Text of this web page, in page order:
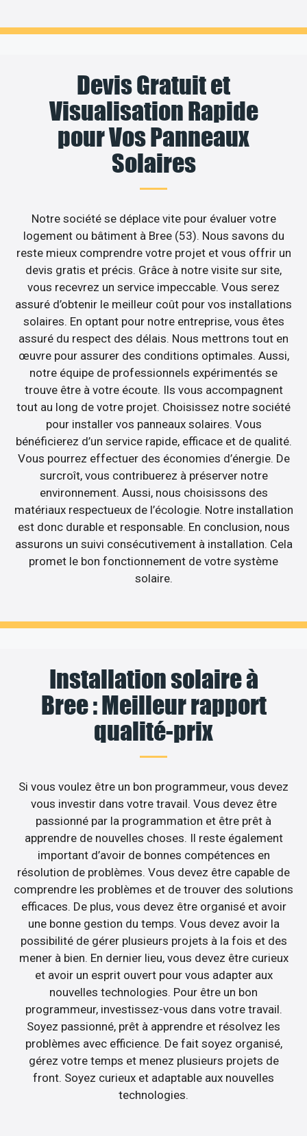
Devis Gratuit et
Visualisation Rapide
pour Vos Panneaux
Solaires
Notre société se déplace vite pour évaluer votre
logement ou bâtiment à Bree (53). Nous savons du
reste mieux comprendre votre projet et vous offrir un
devis gratis et précis. Grâce à notre visite sur site,
vous recevrez un service impeccable. Vous serez
assuré d’obtenir le meilleur coût pour vos installations
solaires. En optant pour notre entreprise, vous êtes
assuré du respect des délais. Nous mettrons tout en
œuvre pour assurer des conditions optimales. Aussi,
notre équipe de professionnels expérimentés se
trouve être à votre écoute. Ils vous accompagnent
tout au long de votre projet. Choisissez notre société
pour installer vos panneaux solaires. Vous
bénéficierez d’un service rapide, efficace et de qualité.
Vous pourrez effectuer des économies d’énergie. De
surcroît, vous contribuerez à préserver notre
environnement. Aussi, nous choisissons des
matériaux respectueux de l’écologie. Notre installation
est donc durable et responsable. En conclusion, nous
assurons un suivi consécutivement à installation. Cela
promet le bon fonctionnement de votre système
solaire.
Installation solaire à
Bree : Meilleur rapport
qualité-prix
Si vous voulez être un bon programmeur, vous devez
vous investir dans votre travail. Vous devez être
passionné par la programmation et être prêt à
apprendre de nouvelles choses. Il reste également
important d’avoir de bonnes compétences en
résolution de problèmes. Vous devez être capable de
comprendre les problèmes et de trouver des solutions
efficaces. De plus, vous devez être organisé et avoir
une bonne gestion du temps. Vous devez avoir la
possibilité de gérer plusieurs projets à la fois et des
mener à bien. En dernier lieu, vous devez être curieux
et avoir un esprit ouvert pour vous adapter aux
nouvelles technologies. Pour être un bon
programmeur, investissez-vous dans votre travail.
Soyez passionné, prêt à apprendre et résolvez les
problèmes avec efficience. De fait soyez organisé,
gérez votre temps et menez plusieurs projets de
front. Soyez curieux et adaptable aux nouvelles
technologies.